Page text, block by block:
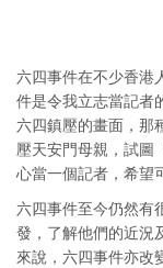
六四事件在不少香港
件是令我立志當記者
六四鎮壓的畫面，那
壓天安門母親，試圖
心當一個記者，希望
六四事件至今仍然有
發，了解他們的近況
來說，六四事件亦改